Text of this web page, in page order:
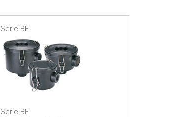
Serie BF
Serie BF